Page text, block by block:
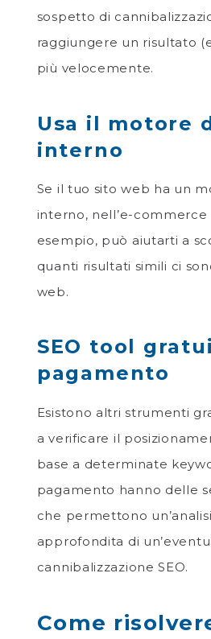
sospetto di
raggiungere un risultato
più velocemente.
Usa il motore
interno
Se il tuo sito web ha un
interno, nell’e-
esempio, può aiutarti a
quanti risultati simili ci
web.
SEO tool
pagamento
Esistono altri strumenti
a verificare il
base a determinate
pagamento hanno delle
che permettono
approfondita di
cannibalizzazione SEO.
Come